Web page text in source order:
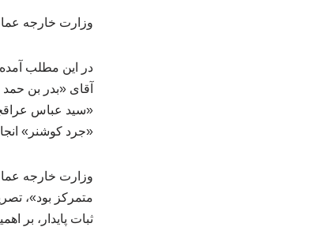
وزارت خارجه
در این مطلب
آقای «بدر بن
«سید عباس
«جرد کوشنر»
وزارت خارجه
متمرکز بود»،
ثبات پایدار، بر